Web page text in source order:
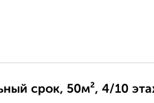
срок, 50м², 4/10